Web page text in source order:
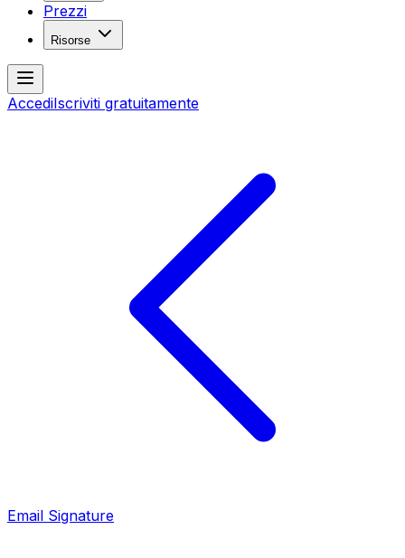
Prezzi
Risorse
AccediIscriviti gratuitamente
Email Signature